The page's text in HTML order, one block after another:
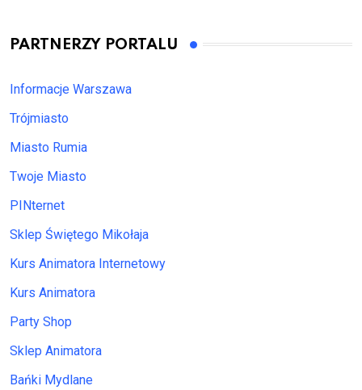
PARTNERZY PORTALU
Informacje Warszawa
Trójmiasto
Miasto Rumia
Twoje Miasto
PINternet
Sklep Świętego Mikołaja
Kurs Animatora Internetowy
Kurs Animatora
Party Shop
Sklep Animatora
Bańki Mydlane